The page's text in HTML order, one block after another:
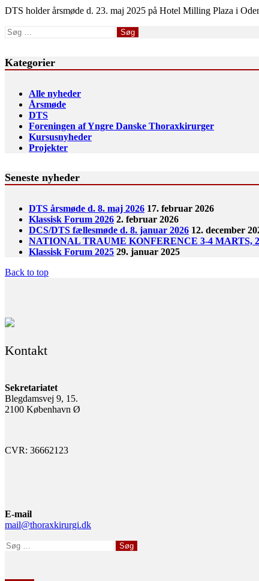
DTS holder årsmøde d. 23. maj 2025 på Hotel Milling Plaza i
Søg
Kategorier
Alle nyheder
Årsmøde
DTS
Foreningen af Yngre Danske Thoraxkirurger
Kursusnyheder
Projekter
Seneste nyheder
DTS årsmøde d. 8. maj 2026 17. februar 2026
Klassisk Forum 2026 2. februar 2026
DCS/DTS fællesmøde d. 8. januar 2026 12. december
NATIONAL TRAUME KONFERENCE 3-4 MARTS,
Klassisk Forum 2025 29. januar 2025
Back to top
Kontakt
Sekretariatet
Blegdamsvej 9, 15.
2100 København Ø
CVR: 36662123
E-mail
mail@thoraxkirurgi.dk
Søg